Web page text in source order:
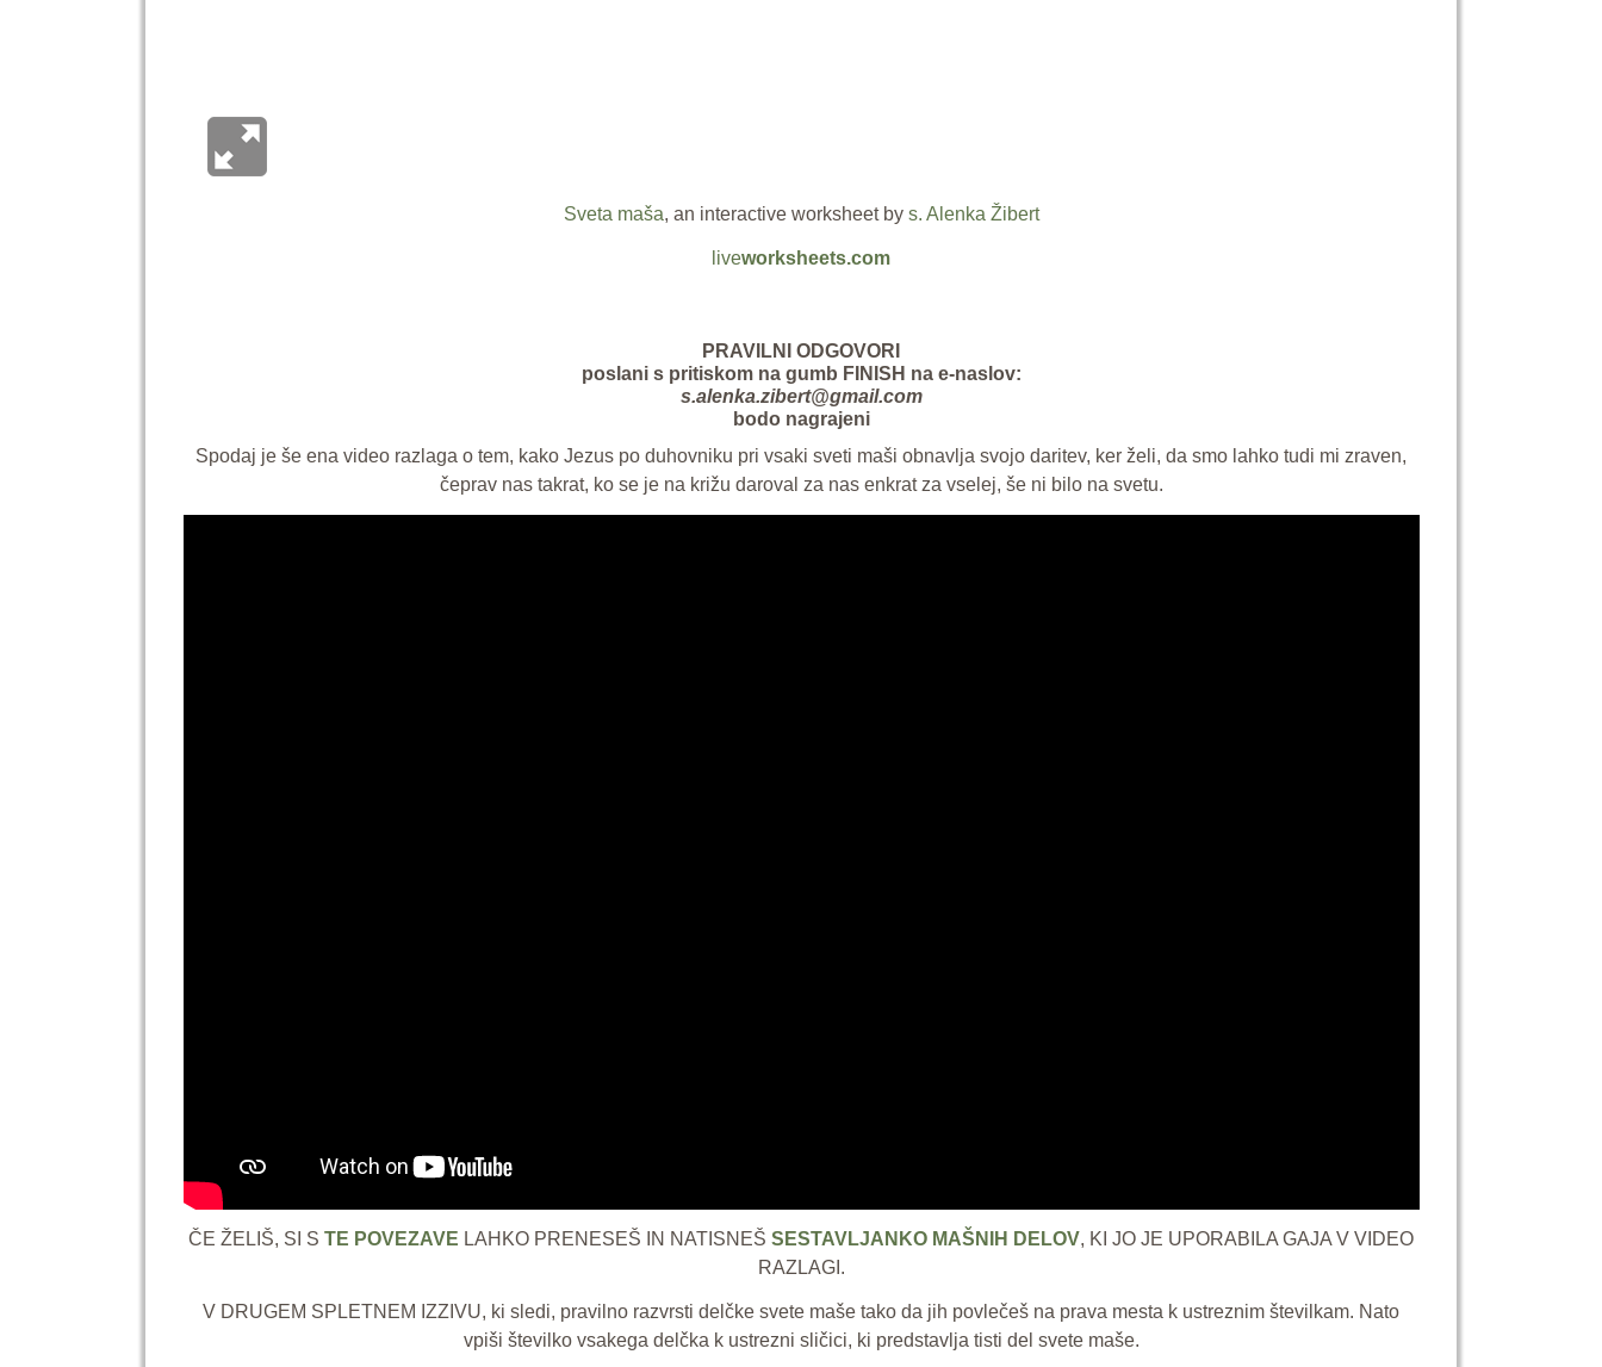
Sveta maša, an interactive worksheet by s. Alenka Žibert
liveworksheets.com
PRAVILNI ODGOVORI
poslani s pritiskom na gumb FINISH na e-naslov:
s.alenka.zibert@gmail.com
bodo nagrajeni
Spodaj je še ena video razlaga o tem, kako Jezus po duhovniku pri vsaki sveti maši obnavlja svojo daritev, ker želi, da smo lahko tudi mi zraven,
čeprav nas takrat, ko se je na križu daroval za nas enkrat za vselej, še ni bilo na svetu.
ČE ŽELIŠ, SI S TE POVEZAVE LAHKO PRENESEŠ IN NATISNEŠ SESTAVLJANKO MAŠNIH DELOV, KI JO JE UPORABILA GAJA V VIDEO
RAZLAGI.
V DRUGEM SPLETNEM IZZIVU, ki sledi, pravilno razvrsti delčke svete maše tako da jih povlečeš na prava mesta k ustreznim številkam. Nato
vpiši številko vsakega delčka k ustrezni sličici, ki predstavlja tisti del svete maše.